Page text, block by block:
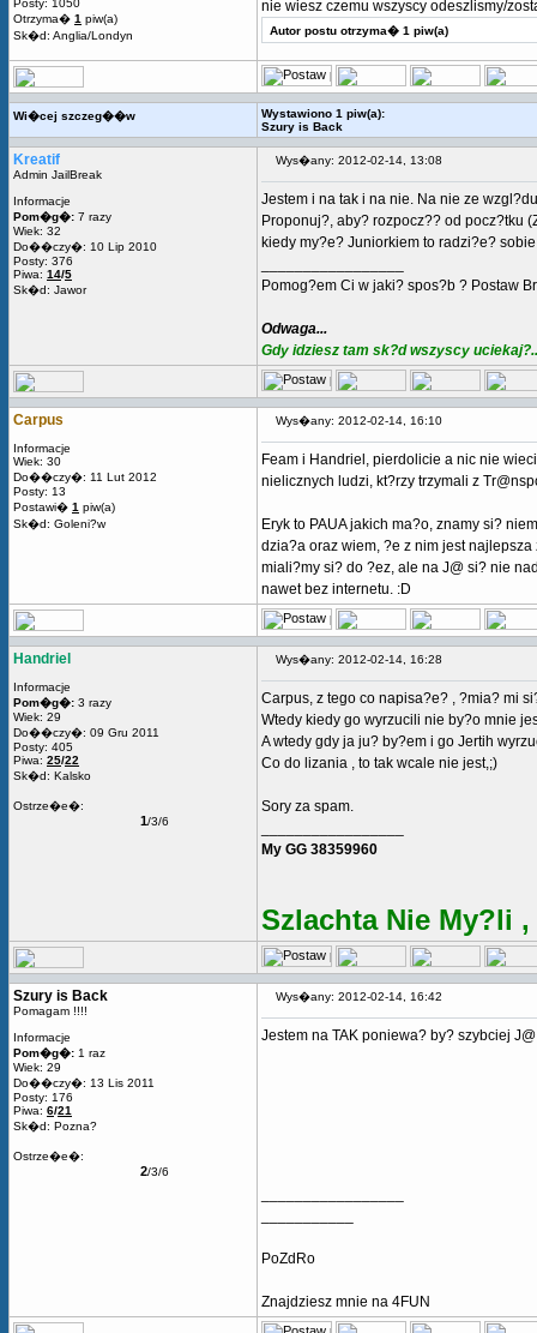
Posty: 1050
Otrzyma� 1 piw(a)
Sk�d: Anglia/Londyn
nie wiesz czemu wszyscy odeszlismy/
Autor postu otrzyma� 1 piw(a)
Wi�cej szczeg��w
Wystawiono 1 piw(a):
Szury is Back
Kreatif
Admin JailBreak
Informacje
Pom�g�: 7 razy
Wiek: 32
Do��czy�: 10 Lip 2010
Posty: 376
Piwa: 14/5
Sk�d: Jawor
Wys�any: 2012-02-14, 13:08
Jestem i na tak i na nie. Na nie ze
Proponuj?, aby? rozpocz?? od pocz?tku
kiedy my?e? Juniorkiem to radzi?e?
Pomog?em Ci w jaki? spos?b ? Postaw
Odwaga...
Gdy idziesz tam sk?d wszyscy
Carpus
Informacje
Wiek: 30
Do��czy�: 11 Lut 2012
Posty: 13
Postawi� 1 piw(a)
Sk�d: Goleni?w
Wys�any: 2012-02-14, 16:10
Feam i Handriel, pierdolicie a nic nie
nielicznych ludzi, kt?rzy trzymali z
Eryk to PAUA jakich ma?o, znamy si?
dzia?a oraz wiem, ?e z nim jest
miali?my si? do ?ez, ale na J@ si? nie
nawet bez internetu. :D
Handriel
Informacje
Pom�g�: 3 razy
Wiek: 29
Do��czy�: 09 Gru 2011
Posty: 405
Piwa: 25/22
Sk�d: Kalsko
Ostrze�e�:
1/3/6
Wys�any: 2012-02-14, 16:28
Carpus, z tego co napisa?e? , ?mia? mi
Wtedy kiedy go wyrzucili nie by?o mnie
A wtedy gdy ja ju? by?em i go Jertih
Co do lizania , to tak wcale nie jest,;)
Sory za spam.
My GG 38359960
Szlachta Nie My?li
Szury is Back
Pomagam !!!!
Informacje
Pom�g�: 1 raz
Wiek: 29
Do��czy�: 13 Lis 2011
Posty: 176
Piwa: 6/21
Sk�d: Pozna?
Ostrze�e�:
2/3/6
Wys�any: 2012-02-14, 16:42
Jestem na TAK poniewa? by? szybciej
PoZdRo
Znajdziesz mnie na 4FUN